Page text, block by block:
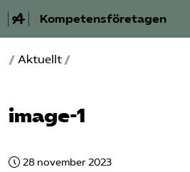
Kompetensföretagen
Aktuellt
/ Aktuellt /
image-1
28 november 2023